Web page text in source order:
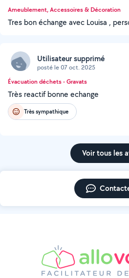
Ameublement, Accessoires & Décoration
Tres bon échange avec Louisa ,
Utilisateur supprimé
posté le 07 oct. 2025
Évacuation déchets - Gravats
Très reactif bonne echange
Très sympathique
Voir tous les